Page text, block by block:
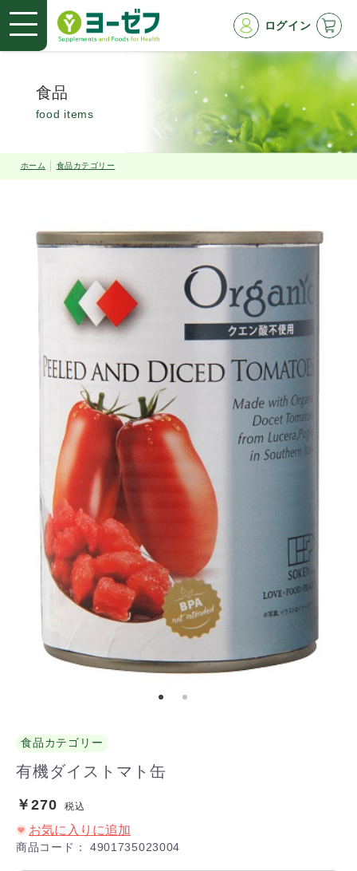
ログイン
食品
food items
ホーム 食品カテゴリー
食品カテゴリー
有機ダイストマト缶
￥270 税込
お気に入りに追加
商品コード： 4901735023004